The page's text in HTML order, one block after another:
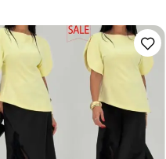
1 Футболки и топы4